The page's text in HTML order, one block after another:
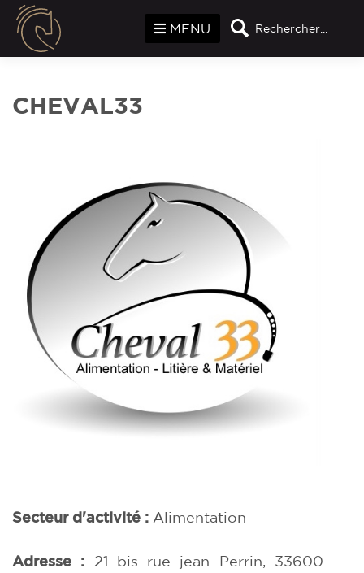
Rechercher...
MENU
CHEVAL33
Secteur d'activité : Alimentation
Adresse : 21 bis rue jean Perrin, 33600
Panneau de gestion des cookies